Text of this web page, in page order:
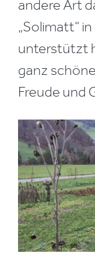
andere Art
„Solimatt“
unterstützt
ganz
Freude und